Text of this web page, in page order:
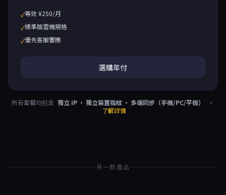
✓等效 ¥250/月
✓標準版雲機規格
✓優先客服響應
選購年付
所有套餐均包含 獨立 IP · 獨立裝置指紋 · 多端同步（手機/PC/平板）
·
了解詳情
另一款產品